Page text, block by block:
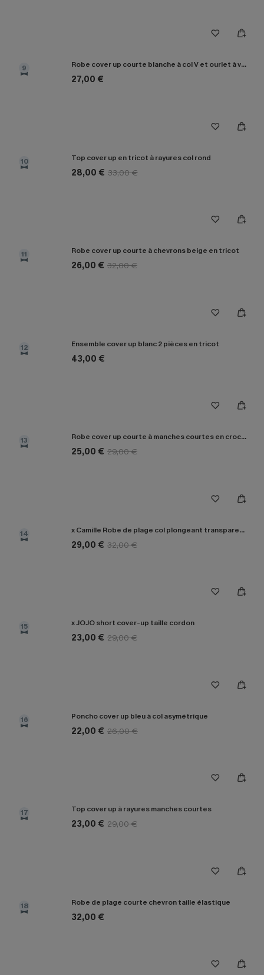
9 Robe cover up courte blanche à col V et ourlet à volants
27,00 €
10 Top cover up en tricot à rayures col rond
28,00 € 33,00 €
11 Robe cover up courte à chevrons beige en tricot
26,00 € 32,00 €
12 Ensemble cover up blanc 2 pièces en tricot
43,00 €
13 Robe cover up courte à manches courtes en crochet beige
25,00 € 29,00 €
14 x Camille Robe de plage col plongeant transparente
29,00 € 32,00 €
15 x JOJO short cover-up taille cordon
23,00 € 29,00 €
16 Poncho cover up bleu à col asymétrique
22,00 € 26,00 €
17 Top cover up à rayures manches courtes
23,00 € 29,00 €
18 Robe de plage courte chevron taille élastique
32,00 €